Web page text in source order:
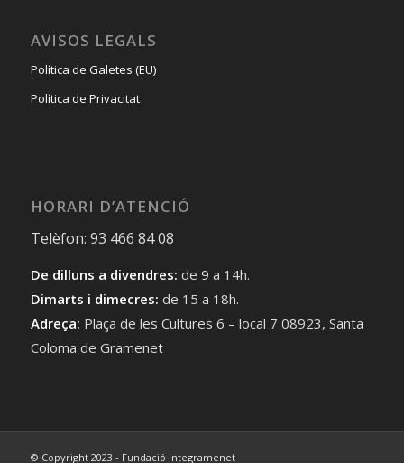
AVISOS LEGALS
Política de Galetes (EU)
Política de Privacitat
HORARI D’ATENCIÓ
Telèfon: 93 466 84 08
De dilluns a divendres: de 9 a 14h.
Dimarts i dimecres: de 15 a 18h.
Adreça: Plaça de les Cultures 6 – local 7 08923, Santa
Coloma de Gramenet
© Copyright 2023 - Fundació Integramenet